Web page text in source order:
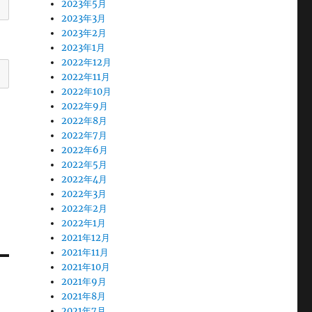
2023年5月
2023年3月
2023年2月
2023年1月
2022年12月
2022年11月
2022年10月
2022年9月
2022年8月
2022年7月
2022年6月
2022年5月
2022年4月
2022年3月
2022年2月
2022年1月
2021年12月
2021年11月
2021年10月
2021年9月
2021年8月